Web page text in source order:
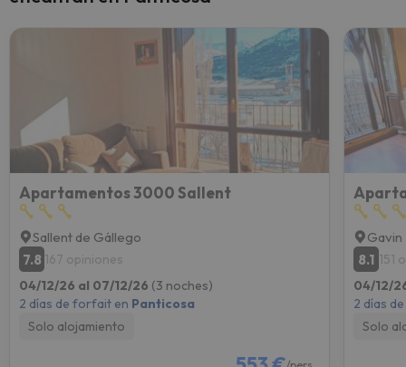
Apartamentos 3000 Sallent
Sallent de Gállego
7.8 167 opiniones
04/12/26 al 07/12/26 (3 noches)
2 días de forfait en Panticosa
Solo alojamiento
Gavin
8.1 151
04/12/
2 días
Solo